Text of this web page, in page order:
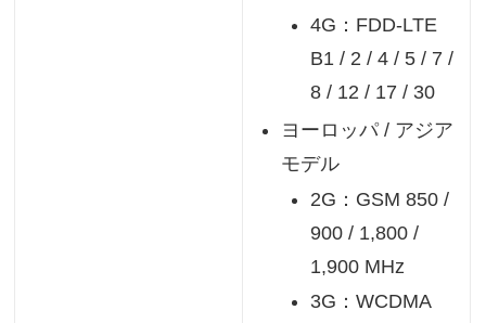
4G：FDD-LTE
B1 / 2 / 4 / 5 / 7 /
8 / 12 / 17 / 30
ヨーロッパ / アジア
モデル
2G：GSM 850 /
900 / 1,800 /
1,900 MHz
3G：WCDMA